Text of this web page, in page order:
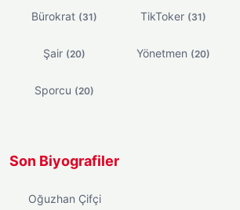
Bürokrat (31) TikToker (31)
Şair (20) Yönetmen (20)
Sporcu (20)
Son Biyografiler
Oğuzhan Çifçi